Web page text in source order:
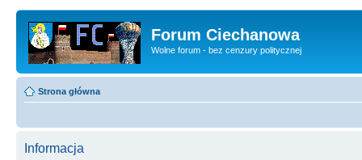
Forum Ciechanowa
Wolne forum - bez cenzury politycznej
Strona główna
Informacja